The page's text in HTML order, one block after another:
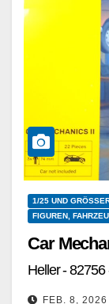
1/25 UND
FIGUREN,
Car
Heller - 82756
FEB. 8, 2026